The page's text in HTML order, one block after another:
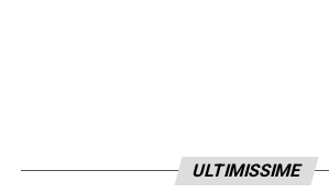
quanto ci tenesse a me, e la
ULTIMISSIME